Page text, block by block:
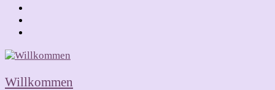
Willkommen